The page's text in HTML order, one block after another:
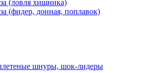
(ловля хищника)
(фидер, донная, поплавок)
шнуры, шок-лидеры